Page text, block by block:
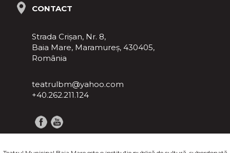
CONTACT
Strada Crișan, Nr. 8,
Baia Mare, Maramureş, 430405,
România
teatrulbm@yahoo.com
+40.262.211.124